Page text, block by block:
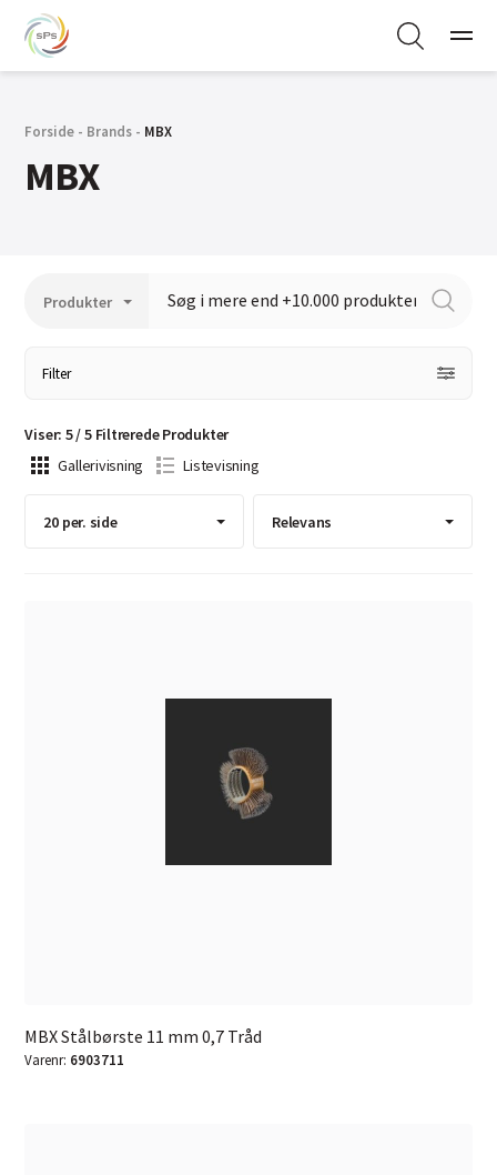
Forside - Brands - MBX
MBX
Filter
Viser: 5/5 Filtrerede Produkter
Gallerivisning
Listevisning
MBX Stålbørste 11 mm 0,7 Tråd
Varenr: 6903711